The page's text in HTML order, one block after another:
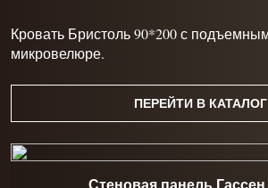
Кровать Бристоль 90*200 с
микровелюре.
ПЕРЕЙТИ В КАТАЛОГ